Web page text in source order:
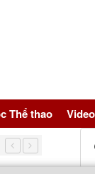
Thể thao Video
Có nên